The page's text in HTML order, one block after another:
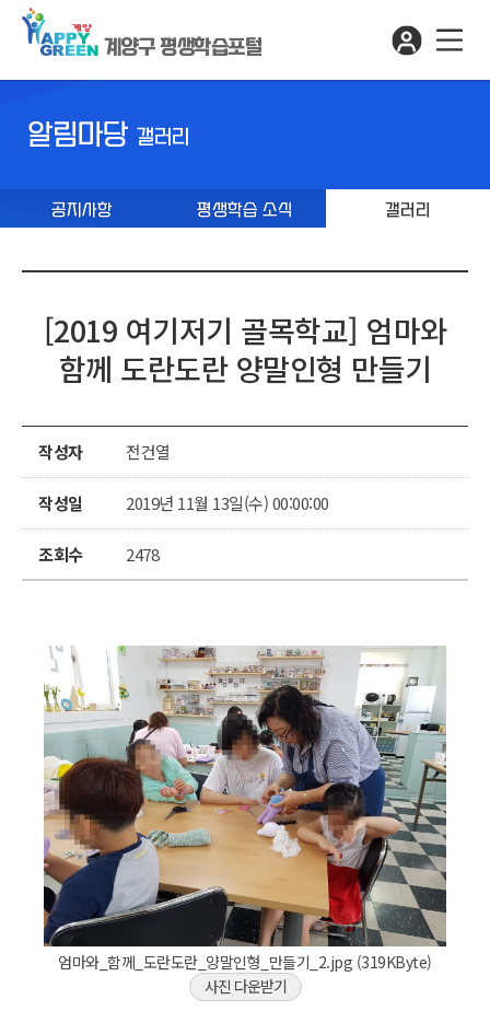
계양구 평생학습포털
알림마당 갤러리
공지사항 평생학습 소식 갤러리
[2019 여기저기 골목학교] 엄마와
함께 도란도란 양말인형 만들기
작성자 전건열
작성일 2019년 11월 13일(수) 00:00:00
조회수 2478
엄마와_함께_도란도란_양말인형_만들기_2.jpg (319KByte)
사진 다운받기